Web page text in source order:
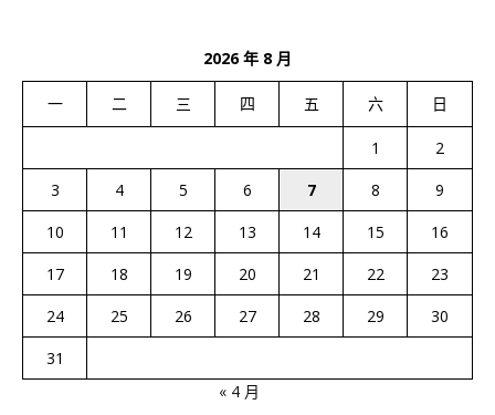
2026 年 8 月
一 二 三 四 五 六 日
1
2
3
4 5 6 7 8
9
10
11 12 13 14 15
16
17
18 19 20 21 22
23
24
25 26 27 28 29
30
31
« 4 月